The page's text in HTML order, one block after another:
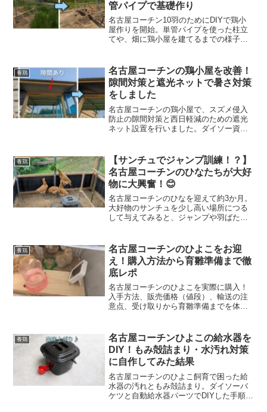
管パイプで基礎作り
名古屋コーチン10羽のためにDIYで鶏小
屋作りを開始。単管パイプを使った柱立
てや、畑に鶏小屋を建てるまでの様子を
養鶏
名古屋コーチンの鶏小屋を改善！
隙間対策と遮光ネットで暑さ対策
をしました
名古屋コーチンの鶏小屋で、スズメ侵入
防止の隙間対策と西日軽減のための遮光
ネット設置を行いました。ダイソー資材
養鶏
【サンチュでジャンプ訓練！？】
名古屋コーチンのひなたちが大好
物に大興奮！😊
名古屋コーチンのひなを迎えて約3か月。
大好物のサンチュを少し高い場所につる
して与えてみると、ジャンプや羽ばたき
養鶏
名古屋コーチンのひよこをお迎
え！購入方法から育雛準備まで徹
底レポ
名古屋コーチンのひよこを実際に購入！
入手方法、販売価格（値段）、輸送の注
意点、受け取りから育雛準備までを体験
養鶏
名古屋コーチンひよこの給水器を
DIY！もみ殻詰まり・水汚れ対策
に自作してみた結果
名古屋コーチンのひよこ飼育で困った給
水器の汚れともみ殻詰まり。ダイソーバ
ケツと自動給水器パーツでDIYした手順や